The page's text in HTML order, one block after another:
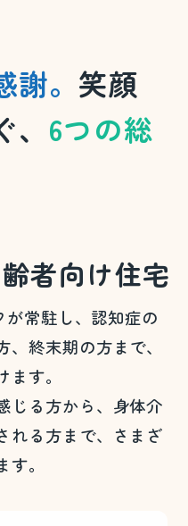
。 笑顔
6つの総
者向け住宅
常駐し、認知症の
終末期の方まで、
す。
じる方から、身体介
れる方まで、さまざ
。